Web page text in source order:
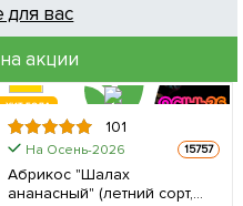
для вас
акции
ХИТ ГОДА
101
На Осень-2026 15757
Абрикос "Шалах
ананасный" (летний сорт,